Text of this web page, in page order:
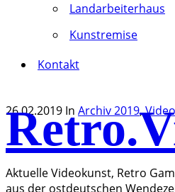
Landarbeiterhaus
Kunstremise
Kontakt
26.02.2019 In Archiv 2019,
Aktuelle Videokunst, Retro
aus der ostdeutschen